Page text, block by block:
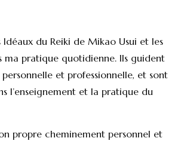
Idéaux du Reiki de Mikao Usui et les
ma pratique quotidienne. Ils guident
et professionnelle, et sont
l’enseignement et la pratique du
propre cheminement personnel et